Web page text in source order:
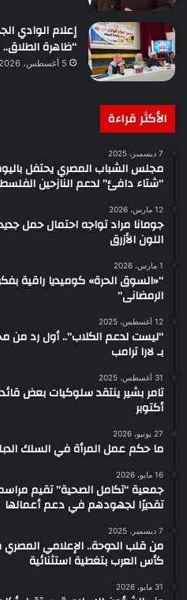
إعلام الوادي
“ظاهرة
5 أغسطس، 2026
الأكثر قراءة
7 ديسمبر، 2025
مجلس الشباب المصري يحتفل
“شتاء دافئ” لدعم النازحين
12 مارس، 2026
اللون الأزرق
1 مارس، 2026
“«السوق الحرة» كوميديا راقية
الرمضانى”
12 أغسطس، 2025
“ليست لدعم الكلاب”.. أول رد
بـ لارا ترامب
31 أغسطس، 2025
تامر بشير ينتقد سلوكيات بعض
أكتوبر
27 يونيو، 2026
ما حكم عمل المرأة في السلك
16 مايو، 2026
جمعية “تكامل الصحية” تقيم
تقديرًا لجهودهم في دعم أعمالها
7 ديسمبر، 2025
من قلب الدوحة.. الإعلامي
كأس العرب بتغطية استثنائية
31 مايو، 2026